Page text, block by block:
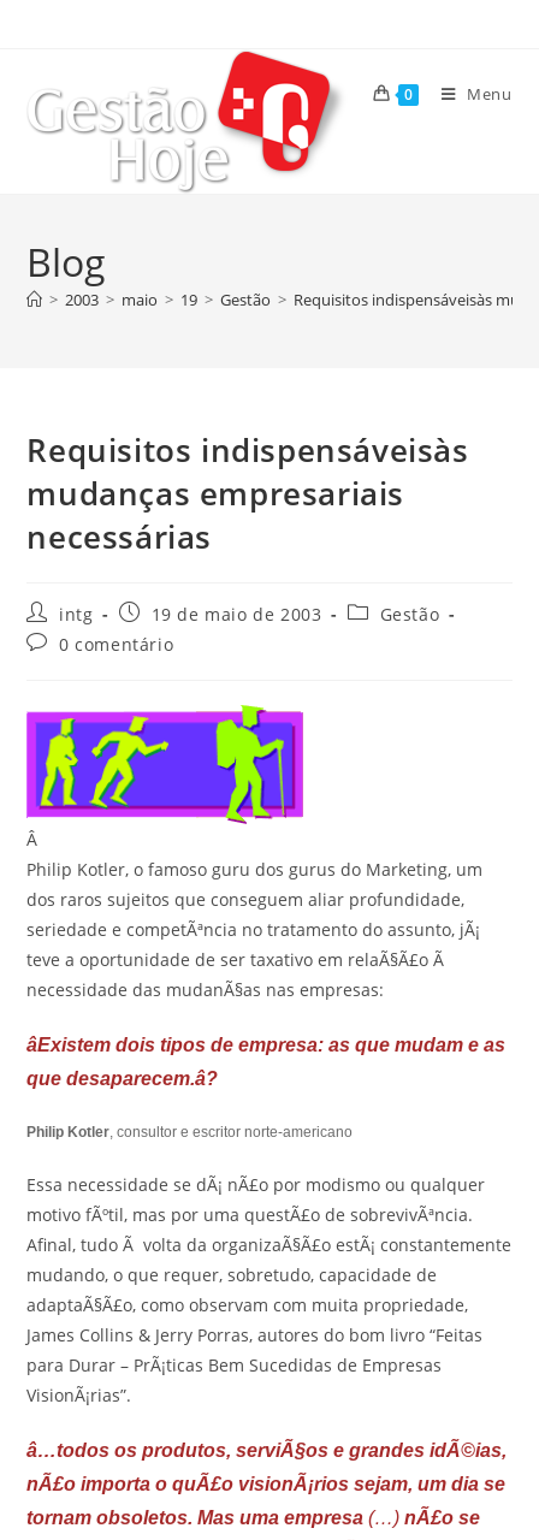
0 Menu
Blog
> 2003 > maio > 19 > Gestão > Requisitos indispensáveisàs
Requisitos indispensáveisàs
mudanças empresariais
necessárias
intg 19 de maio de 2003
Gestão
0 comentário
Â
Philip Kotler, o famoso guru dos gurus do Marketing, um
dos raros sujeitos que conseguem aliar profundidade,
seriedade e competÃªncia no tratamento do assunto, jÃ¡
teve a oportunidade de ser taxativo em relaÃ§Ã£o Ã
necessidade das mudanÃ§as nas empresas:
âExistem dois tipos de empresa: as que mudam e as
que desaparecem.â?
Philip Kotler, consultor e escritor norte-americano
Essa necessidade se dÃ¡ nÃ£o por modismo ou qualquer
motivo fÃºtil, mas por uma questÃ£o de sobrevivÃªncia.
Afinal, tudo Ã volta da organizaÃ§Ã£o estÃ¡ constantemente
mudando, o que requer, sobretudo, capacidade de
adaptaÃ§Ã£o, como observam com muita propriedade,
James Collins & Jerry Porras, autores do bom livro “Feitas
para Durar – PrÃ¡ticas Bem Sucedidas de Empresas
VisionÃ¡rias”.
â…todos os produtos, serviÃ§os e grandes idÃ©ias,
nÃ£o importa o quÃ£o visionÃ¡rios sejam, um dia se
tornam obsoletos. Mas uma empresa (…)nÃ£o se